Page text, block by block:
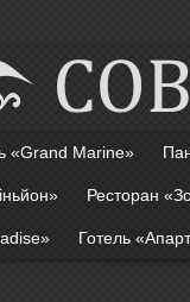
«Grand Marine»
Ресторан
Готель